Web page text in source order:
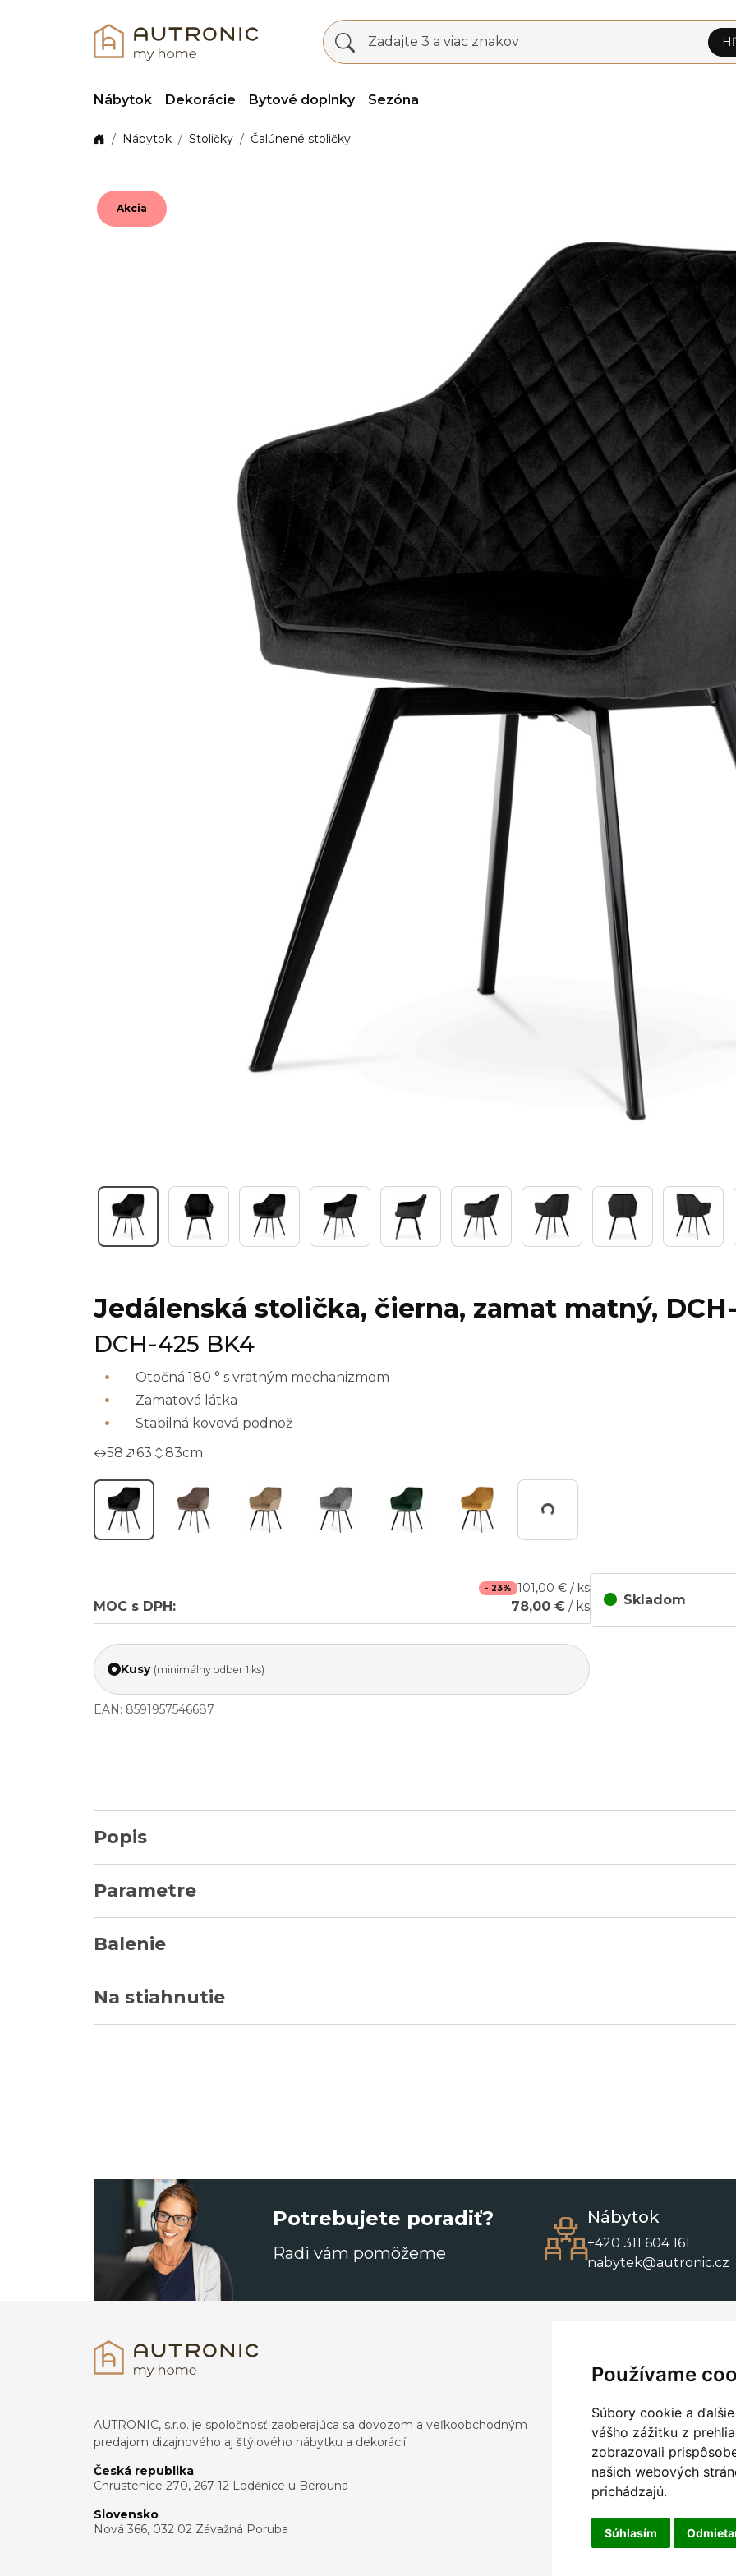
Používame
Súbory cookie a
vášho zážitku z
zobrazovali
našich webových
prichádzajú.
Súhlasím
Zadajte 3 a viac znakov
Nábytok Dekorácie Bytové doplnky Sezóna
Nábytok Stoličky Čalúnené stoličky
Akcia
Jedálenská stolička, čierna, zamat matný,
DCH-425 BK4
Otočná 180 ° s vratným mechanizmom
Zamatová látka
Stabilná kovová podnož
58
63 83cm
Working...
- 23% 101,00 € / ks
MOC s DPH: 78,00 € / ks
Kusy (minimálny odber 1 ks)
EAN: 8591957546687
Skladom
Popis
Parametre
Balenie
Na stiahnutie
Potrebujete poradiť?
Radi vám pomôžeme
Nábytok
+420 311 604 161
nabytek@autronic.cz
AUTRONIC, s.r.o. je spoločnosť zaoberajúca sa dovozom a veľkoobchodným
predajom dizajnového aj štýlového nábytku a dekorácií.
Česká republika
Chrustenice 270, 267 12 Loděnice u Berouna
Slovensko
Nová 366, 032 02 Závažná Poruba